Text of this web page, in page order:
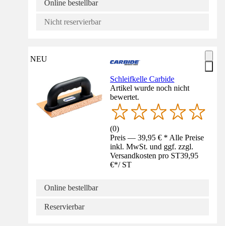
Online bestellbar
Nicht reservierbar
NEU
Schleifkelle Carbide
Artikel wurde noch nicht
bewertet.
(0)
Preis — 39,95 € * Alle Preise
inkl. MwSt. und ggf. zzgl.
Versandkosten pro ST39,95
€*/ ST
Online bestellbar
Reservierbar